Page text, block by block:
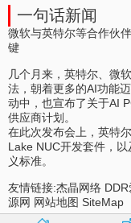
一句话新闻
微软与英特尔等合作伙
键
几个月来，英特尔、微
法，朝着更多的AI功能
动中，也宣布了关于AI
供应商计划。
在此次发布会上，英特
Lake NUC开发套件，以
义标准。
友情链接:杰晶网络
源网 网站地图 SiteMap